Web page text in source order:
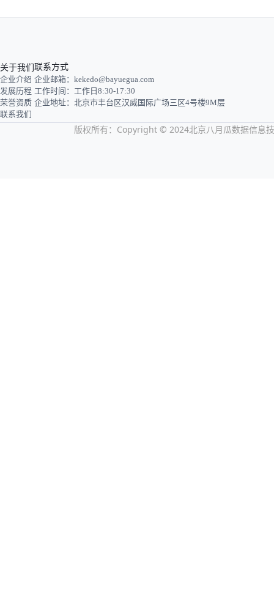
关于我们
企业介绍
发展历程
荣誉资质
联系我们
联系方式
企业邮箱：kekedo@bayuegua.com
工作时间：工作日8:30-17:30
企业地址：北京市丰台区汉威国际广场三区4号楼9M层
版权所有：Copyright © 2024北京八月瓜数据信息